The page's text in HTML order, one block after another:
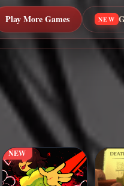
Play More Games NEW
NEW